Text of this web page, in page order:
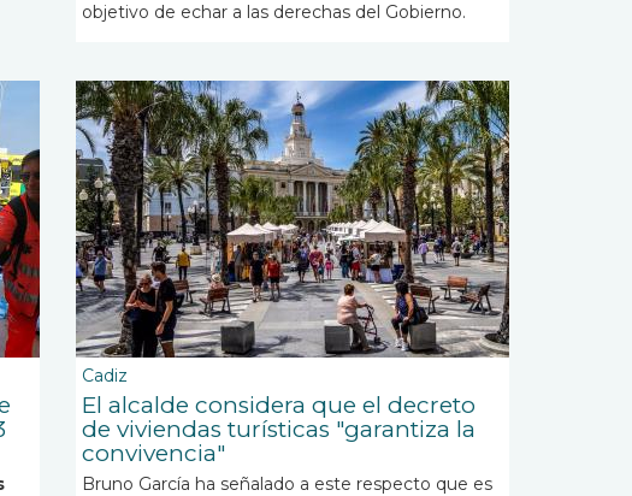
objetivo de echar a las derechas del Gobierno.
Cadiz
El alcalde considera que el decreto
de viviendas turísticas "garantiza la
convivencia"
Bruno García ha señalado a este respecto que es